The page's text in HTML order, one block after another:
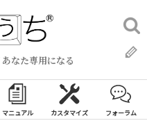
なた専用になる
検
索:
マニュアル カスタマイズ フォーラム